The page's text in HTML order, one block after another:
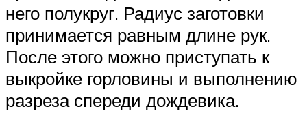
него полукруг. Радиус заготовки
принимается равным длине рук.
После этого можно приступать к
выкройке горловины и выполнению
разреза спереди дождевика.